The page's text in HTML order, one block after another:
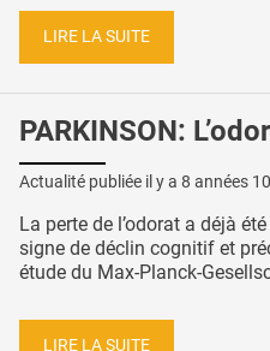
LIRE LA SUITE
PARKINSON:
Actualité publiée il y a 8 années
La perte de l’odorat a déjà
signe de déclin cognitif et
étude du Max-Planck-
LIRE LA SUITE